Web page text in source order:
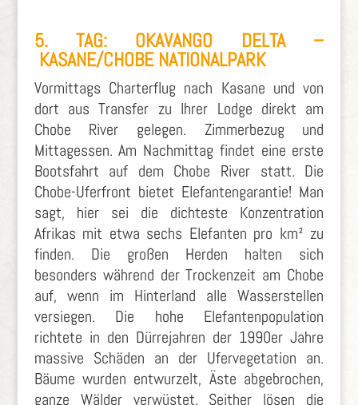
5. TAG: OKAVANGO DELTA –
KASANE/CHOBE NATIONALPARK
Vormittags Charterflug nach Kasane und von
dort aus Transfer zu Ihrer Lodge direkt am
Chobe River gelegen. Zimmerbezug und
Mittagessen. Am Nachmittag findet eine erste
Bootsfahrt auf dem Chobe River statt. Die
Chobe-Uferfront bietet Elefantengarantie! Man
sagt, hier sei die dichteste Konzentration
Afrikas mit etwa sechs Elefanten pro km² zu
finden. Die großen Herden halten sich
besonders während der Trockenzeit am Chobe
auf, wenn im Hinterland alle Wasserstellen
versiegen. Die hohe Elefantenpopulation
richtete in den Dürrejahren der 1990er Jahre
massive Schäden an der Ufervegetation an.
Bäume wurden entwurzelt, Äste abgebrochen,
ganze Wälder verwüstet. Seither lösen die